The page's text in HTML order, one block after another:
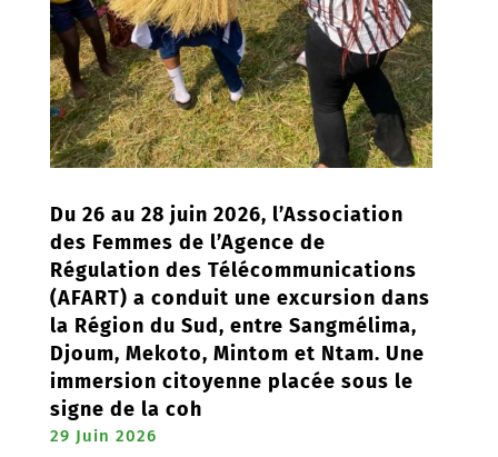
Du 26 au 28 juin 2026, l’Association
des Femmes de l’Agence de
Régulation des Télécommunications
(AFART) a conduit une excursion dans
la Région du Sud, entre Sangmélima,
Djoum, Mekoto, Mintom et Ntam. Une
immersion citoyenne placée sous le
signe de la coh
29 Juin 2026